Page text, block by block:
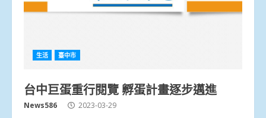
生活 臺中市
台中巨蛋重行閱覽 孵蛋計畫逐步邁進
News586 2023-03-29